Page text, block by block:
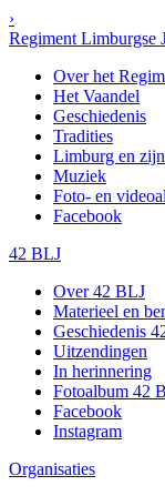
›
Regiment Limburgse
Over het
Het Vaandel
Geschiedenis
Tradities
Limburg en
Muziek
Foto- en
Facebook
42 BLJ
Over 42 BLJ
Materieel en
Geschiedenis
Uitzendingen
In herinnering
Fotoalbum 42
Facebook
Instagram
Organisaties